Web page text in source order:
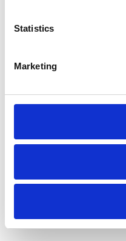
Statistics
Marketing